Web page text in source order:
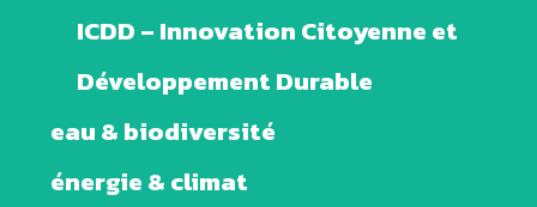
ICDD – Innovation Citoyenne et
Développement Durable
eau & biodiversité
énergie & climat